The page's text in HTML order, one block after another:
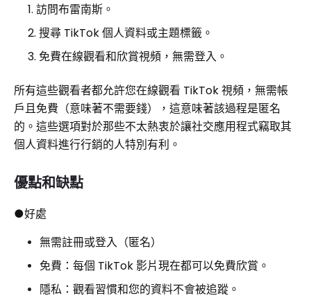
訪問布雷南斯。
搜尋 TikTok 個人資料或主題標籤。
免費在線觀看和欣賞視頻，無需登入。
所有這些觀看者都允許您在線觀看 TikTok 視頻，無需帳
戶且免費（意味著不需要錢），這意味著該過程是匿名
的。這些選項對於那些不太熱衷於讓社交應用程式竊取其
個人資料進行行銷的人特別有利。
優點和缺點
●好處
無需註冊或登入（匿名）
免費：每個 TikTok 影片現在都可以免費欣賞。
隱私：觀看習慣和您的資料不會被追蹤。